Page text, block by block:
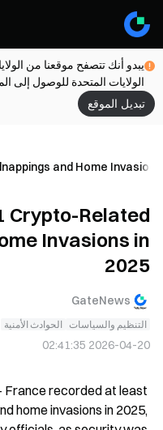
يبدو أنك تتصفح موقعنا من
الولايات المتحدة للوصول إلى
تبديل الموقع
and Home Invasions
Crypto-Related
Invasions in
2025
GateNews
التنظيم والسياسات الحوادث الأمنية
2026-04-20 02:41:35
France recorded at least
home invasions in 2025,